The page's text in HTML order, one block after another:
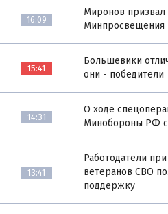
16:09
Миронов призвал
Минпросвещения
15:41
Большевики
они - победители
14:31
О ходе
Минобороны РФ с
13:41
Работодатели
ветеранов СВО
поддержку